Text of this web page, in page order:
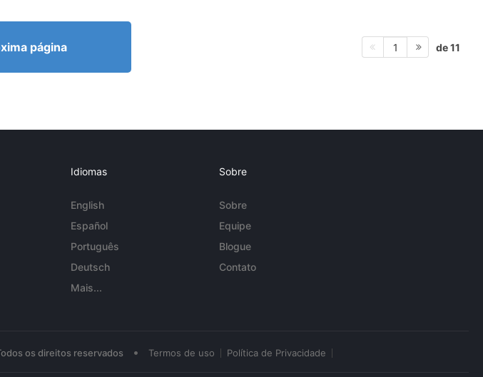
página 1 de 11
Idiomas
English
Español
Português
Deutsch
Mais...
Sobre
Sobre
Equipe
Blogue
Contato
os direitos reservados • Termos de uso Política de Privacidade